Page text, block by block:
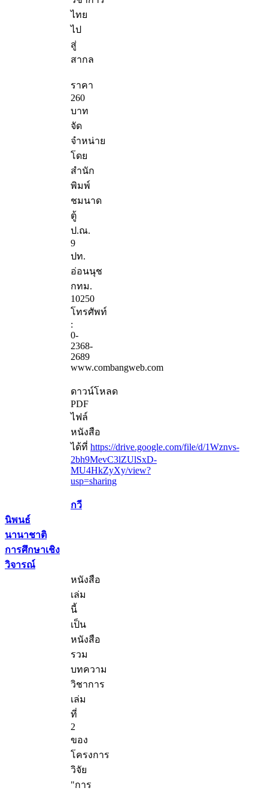
ไทย
ไป
สู่
สากล
ราคา
260
บาท
จัด
จำหน่าย
โดย
สำนัก
พิมพ์
ชมนาด
ตู้
ป.ณ.
9
ปท.
อ่อนนุช
กทม.
10250
โทรศัพท์
:
0-
2368-
2689
www.combangweb.com
ดาวน์โหลด
PDF
ไฟล์
หนังสือ
ได้ที่ https://drive.google.com/file/d/1Wznvs-
2bh9MevC3lZUlSxD-
MU4HkZyXy/view?
usp=sharing
กวี
นิพนธ์
นานาชาติ
การศึกษาเชิง
วิจารณ์
หนังสือ
เล่ม
นี้
เป็น
หนังสือ
รวม
บทความ
วิชาการ
เล่ม
ที่
2
ของ
โครงการ
วิจัย
"การ